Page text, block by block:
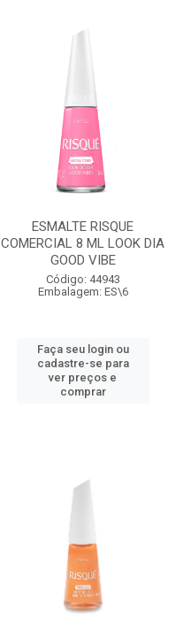
ESMALTE RISQUE
COMERCIAL 8 ML LOOK DIA
GOOD VIBE
Código: 44943
Embalagem: ES\6
Faça seu login ou
cadastre-se para
ver preços e
comprar